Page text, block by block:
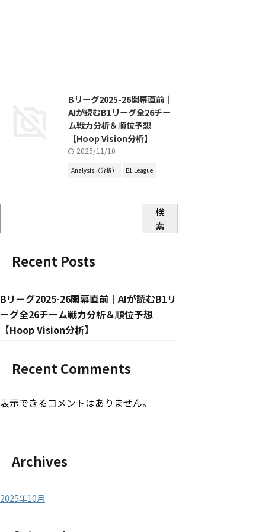
Bリーグ2025-26開幕直前｜
AIが読むB1リーグ全26チー
ム戦力分析＆順位予想
【Hoop Vision分析】
2025/11/10
Analysis（分析） B1 League
検
索
Recent Posts
Bリーグ2025-26開幕直前｜AIが読むB1リ
ーグ全26チーム戦力分析＆順位予想
【Hoop Vision分析】
Recent Comments
表示できるコメントはありません。
Archives
2025年10月